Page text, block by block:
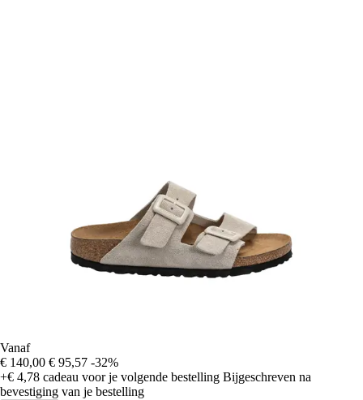
Vanaf
€ 140,00 € 95,57 -32%
+€ 4,78 cadeau voor je volgende bestelling Bijgeschreven na
bevestiging van je bestelling